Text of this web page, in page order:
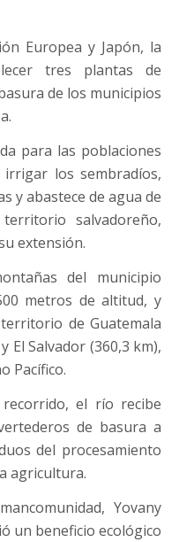
Europea y Japón, la
tres plantas de
de los municipios
para las poblaciones
los sembradíos,
y abastece de agua de
salvadoreño,
extensión.
del municipio
metros de altitud, y
de Guatemala
El Salvador (360,3 km),
Pacífico.
el río recibe
de basura a
del procesamiento
agricultura.
Yovany
un beneficio ecológico